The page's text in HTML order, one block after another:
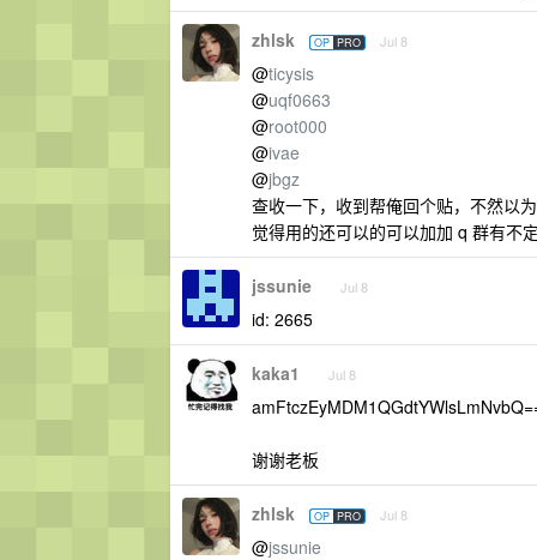
zhlsk OP PRO Jul 8
@ticysis
@uqf0663
@root000
@ivae
@jbgz
查收一下，收到帮俺回个贴，不然以
觉得用的还可以的可以加加 q 群有不
jssunie Jul 8
id: 2665
kaka1 Jul 8
谢谢老板
zhlsk OP PRO Jul 8
@jssunie